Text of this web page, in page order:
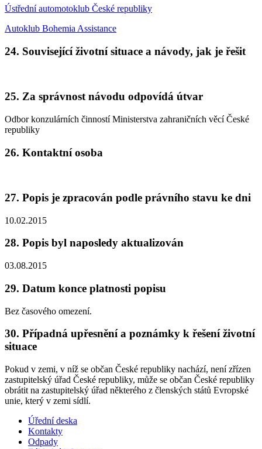
Ústřední automotoklub České republiky
Autoklub Bohemia Assistance
24. Související životní situace a návody, jak je řešit
25. Za správnost návodu odpovídá útvar
Odbor konzulárních činností Ministerstva zahraničních věcí České
republiky
26. Kontaktní osoba
27. Popis je zpracován podle právního stavu ke dni
10.02.2015
28. Popis byl naposledy aktualizován
03.08.2015
29. Datum konce platnosti popisu
Bez časového omezení.
30. Případná upřesnění a poznámky k řešení životní
situace
Pokud v zemi, v níž se občan České republiky nachází, není zřízen
zastupitelský úřad České republiky, může se občan České republiky
obrátit na zastupitelský úřad některého z členských států Evropské
unie, který v zemi sídlí.
Úřední deska
Kontakty
Odpady